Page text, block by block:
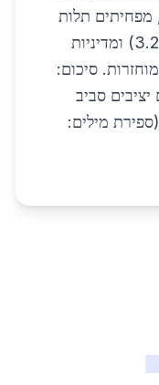
מהרשתות, מפחיתים תלות
ביבוא. גורמים כמו אינפלציה (3.2%) ומדיניות
סיכום:
סביב
מילים: